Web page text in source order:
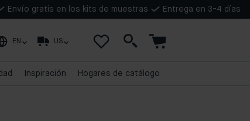
Envío gratis en los kits de muestras Entrega en 3-4 días
EN US
Inspiración Hogares de catálogo